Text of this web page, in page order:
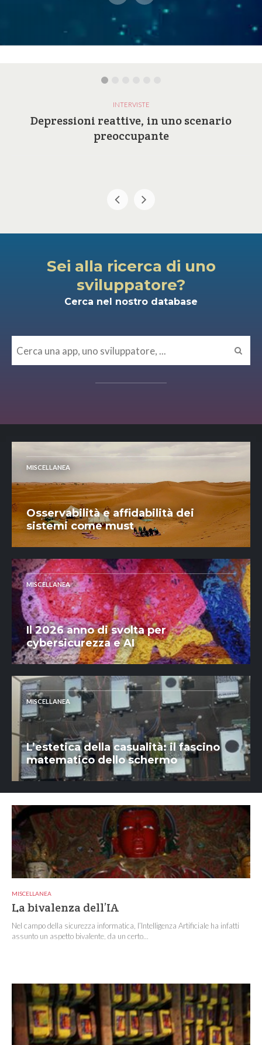
INTERVISTE
Depressioni reattive, in uno scenario
preoccupante
Sei alla ricerca di uno
sviluppatore?
Cerca nel nostro database
MISCELLANEA
Osservabilità e affidabilità dei
sistemi come must
MISCELLANEA
Il 2026 anno di svolta per
cybersicurezza e AI
MISCELLANEA
L’estetica della casualità: il fascino
matematico dello schermo
MISCELLANEA
La bivalenza dell’IA
Nel campo della sicurezza informatica, l’Intelligenza Artificiale ha infatti
assunto un aspetto bivalente, da un certo...